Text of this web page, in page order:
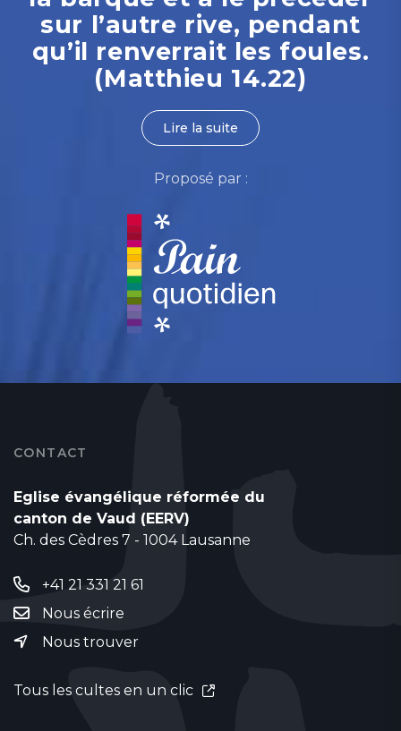
sur l’autre rive, pendant
qu’il renverrait les foules.
(Matthieu 14.22)
Lire la suite
Proposé par :
CONTACT
Eglise évangélique réformée du
canton de Vaud (EERV)
Ch. des Cèdres 7 - 1004 Lausanne
+41 21 331 21 61
Nous écrire
Nous trouver
Tous les cultes en un clic